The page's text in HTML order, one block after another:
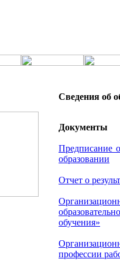
Сведения об
Документы
Предписание
образовании
Отчет о
обучения»
профессии